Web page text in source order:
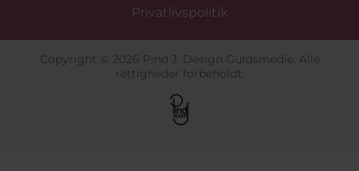
Privatlivspolitik
Copyright © 2026 Pind J. Design Guldsmedie. Alle
rettigheder forbeholdt.